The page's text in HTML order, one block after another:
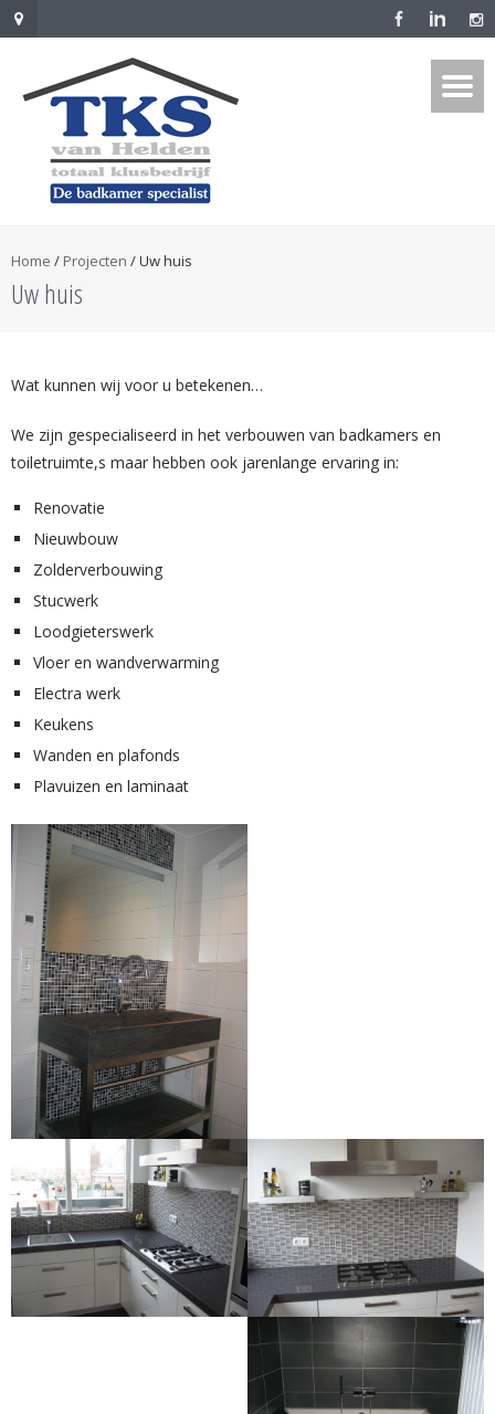
Home / Projecten /Uw huis
Uw huis
Wat kunnen wij voor u betekenen…
We zijn gespecialiseerd in het verbouwen van badkamers en
toiletruimte,s maar hebben ook jarenlange ervaring in:
Renovatie
Nieuwbouw
Zolderverbouwing
Stucwerk
Loodgieterswerk
Vloer en wandverwarming
Electra werk
Keukens
Wanden en plafonds
Plavuizen en laminaat